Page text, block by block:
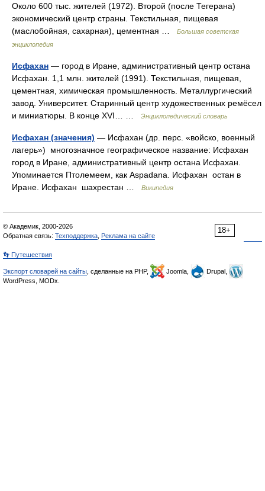
Около 600 тыс. жителей (1972). Второй (после Тегерана)
экономический центр страны. Текстильная, пищевая
(маслобойная, сахарная), цементная …
Большая советская
энциклопедия
Исфахан — город в Иране, административный центр остана
Исфахан. 1,1 млн. жителей (1991). Текстильная, пищевая,
цементная, химическая промышленность. Металлургический
завод. Университет. Старинный центр художественных ремёсел
и миниатюры. В конце XVI… …
Энциклопедический словарь
Исфахан (значения) — Исфахан (др. перс. «войско, военный
лагерь») многозначное географическое название: Исфахан
город в Иране, административный центр остана Исфахан.
Упоминается Птолемеем, как Aspadana. Исфахан остан в
Иране. Исфахан шахрестан …
Википедия
18+
© Академик, 2000-2026
Обратная связь: Техподдержка Реклама на сайте
👣 Путешествия
Экспорт словарей на сайты , сделанные на PHP, Joomla,
Drupal,
WordPress, MODx.